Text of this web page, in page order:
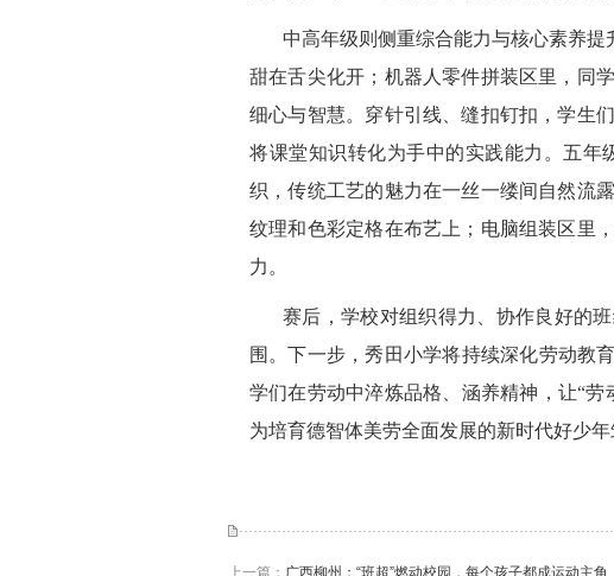
中高年级则侧重综合能力与核心素养
甜在舌尖化开；机器人零件拼装区里，同
细心与智慧。穿针引线、缝扣钉扣，学生
将课堂知识转化为手中的实践能力。五
织，传统工艺的魅力在一丝一缕间自然流
纹理和色彩定格在布艺上；电脑组装区里
力。
赛后，学校对组织得力、协作良好的
围。下一步，秀田小学将持续深化劳动教
学们在劳动中淬炼品格、涵养精神，让“
为培育德智体美劳全面发展的新时代好少年
上一篇： 广西柳州：“班超”燃动校园，每个孩子都成运动主角